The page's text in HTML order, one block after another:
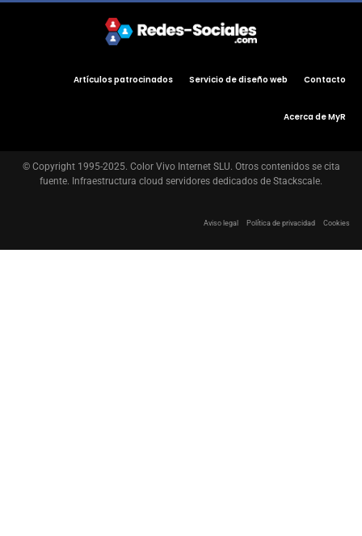
Artículos patrocinados Servicio de diseño web Contacto
Acerca de MyR
© Copyright 1995-2025. Color Vivo Internet SLU. Otros contenidos se cita
fuente. Infraestructura cloud servidores dedicados de Stackscale.
Aviso legal Política de privacidad Cookies